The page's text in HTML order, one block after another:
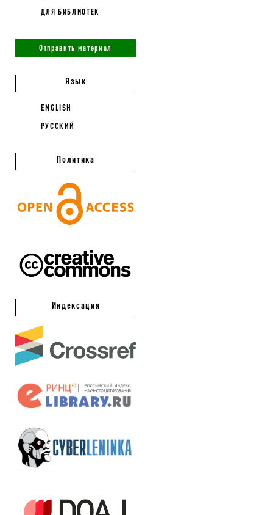
ДЛЯ БИБЛИОТЕК
Отправить материал
Язык
ENGLISH
РУССКИЙ
Политика
Индексация